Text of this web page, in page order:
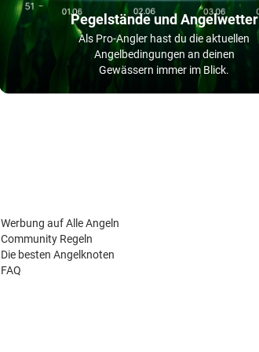
Pegelstände und Angelwetter
Als Pro-Angler hast du die aktuellen
Angelbedingungen an deinen
Gewässern immer im Blick.
Werbung auf Alle Angeln
Community Regeln
Die besten Angelknoten
FAQ